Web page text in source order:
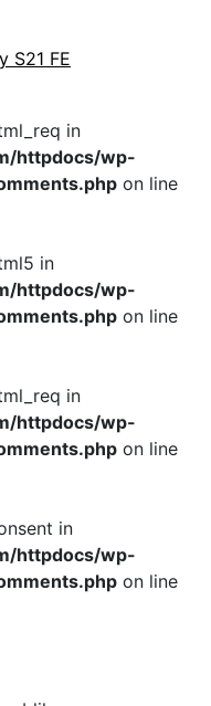
S21 FE
in
httpdocs/wp-
on line
in
httpdocs/wp-
on line
in
httpdocs/wp-
on line
in
httpdocs/wp-
on line